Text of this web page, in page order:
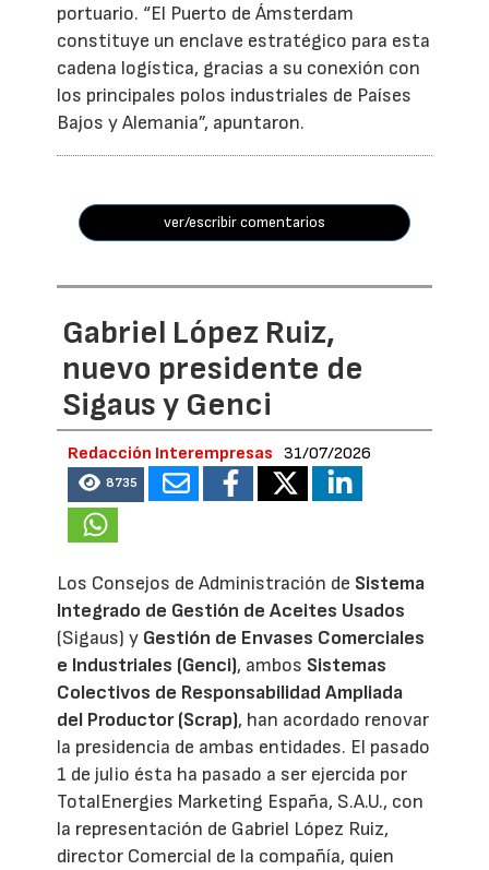
portuario. “El Puerto de Ámsterdam
constituye un enclave estratégico para esta
cadena logística, gracias a su conexión con
los principales polos industriales de Países
Bajos y Alemania”, apuntaron.
ver/escribir comentarios
Gabriel López Ruiz,
nuevo presidente de
Sigaus y Genci
Redacción Interempresas 31/07/2026
8735
Los Consejos de Administración de Sistema
Integrado de Gestión de Aceites Usados
(Sigaus) y Gestión de Envases Comerciales
e Industriales (Genci), ambos Sistemas
Colectivos de Responsabilidad Ampliada
del Productor (Scrap), han acordado renovar
la presidencia de ambas entidades. El pasado
1 de julio ésta ha pasado a ser ejercida por
TotalEnergies Marketing España, S.A.U., con
la representación de Gabriel López Ruiz,
director Comercial de la compañía, quien